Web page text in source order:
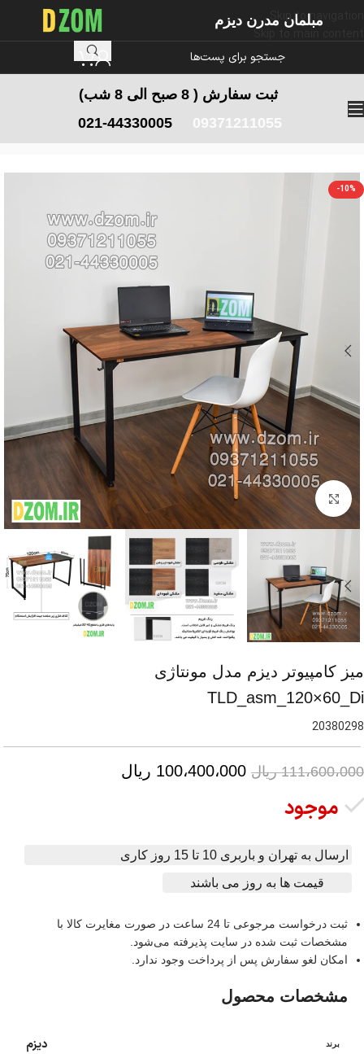
Skip to navigation
مبلمان مدرن دیزم
ثبت سفارش ( 8 صبح الی 8 شب)
09371211055
021-44330005
-10%
برای بزرگنمایی کلیک کنید
میز کامپیوتر دیزم مدل مونتاژی
TLD_asm_120×60_Di
20380298
111،600،000 ریال 100،400،000 ریال
موجود
ارسال به تهران و باربری 10 تا 15 روز کاری
قیمت ها به روز می باشند
ثبت درخواست مرجوعی تا 24 ساعت در صورت مغایرت کالا با
مشخصات ثبت شده در سایت پذیرفته می‌شود.
امکان لغو سفارش پس از پرداخت وجود ندارد.
مشخصات محصول
برند دیزم